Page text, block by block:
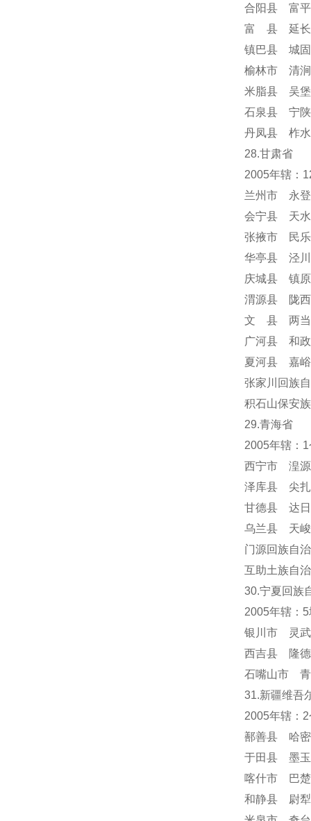
合阳县 富
富 县 延长
镇巴县 城
榆林市 清
米脂县 吴
石泉县 宁
丹凤县 柞
28.甘肃省
2005年辖：
兰州市 永
会宁县 天
张掖市 民
华亭县 泾
庆城县 镇
渭源县 陇
文 县 两
广河县 和
夏河县 嘉
张家川回族
积石山保安
29.青海省
2005年辖：
西宁市 湟
泽库县 尖
甘德县 达
乌兰县 天
门源回族自
互助土族自
30.宁夏回族
2005年辖：
银川市 灵
西吉县 隆
石嘴山市 青
31.新疆维吾
2005年辖：
鄯善县 哈
于田县 墨
喀什市 巴
和静县 尉